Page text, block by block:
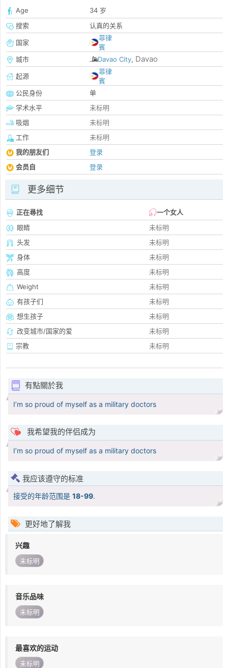
Age
34 岁
搜索
认真的关系
国家
菲律
賓
城市
Davao City, Davao
起源
菲律
賓
公民身份
单
学术水平
未标明
吸烟
未标明
工作
未标明
我的朋友们
登录
会员自
登录
更多细节
正在尋找
一个女人
眼睛
未标明
头发
未标明
身体
未标明
高度
未标明
Weight
未标明
有孩子们
未标明
想生孩子
未标明
改变城市/国家的爱
未标明
宗教
未标明
有點關於我
I’m so proud of myself as a military doctors
我希望我的伴侣成为
I’m so proud of myself as a military doctors
我应该遵守的标准
接受的年龄范围是 18-99.
更好地了解我
兴趣
未标明
音乐品味
未标明
最喜欢的运动
未标明